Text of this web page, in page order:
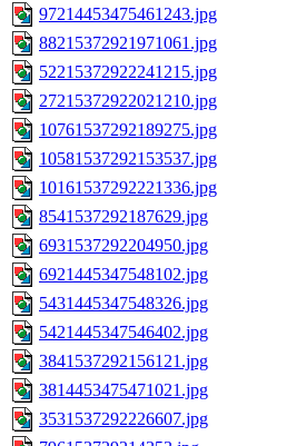
97214453475461243.jpg
88215372921971061.jpg
52215372922241215.jpg
27215372922021210.jpg
10761537292189275.jpg
10581537292153537.jpg
10161537292221336.jpg
8541537292187629.jpg
6931537292204950.jpg
6921445347548102.jpg
5431445347548326.jpg
5421445347546402.jpg
3841537292156121.jpg
3814453475471021.jpg
3531537292226607.jpg